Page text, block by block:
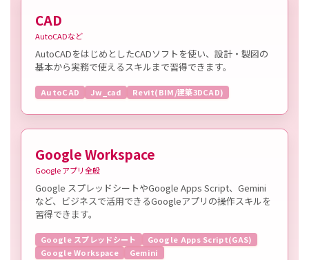
CAD
AutoCADなど
AutoCADをはじめとしたCADソフトを使い、設計・製図の
基本から実務で使えるスキルまで習得できます。
AutoCAD Jw_cad Revit(BIM/建築3DCAD)
Google Workspace
Google アプリ全般
Google スプレッドシートやGoogle Apps Script、Gemini
など、ビジネスで活用できるGoogleアプリの操作スキルを
習得できます。
Google スプレッドシート
Google Apps Script(GAS)
Google Workspace
Gemini